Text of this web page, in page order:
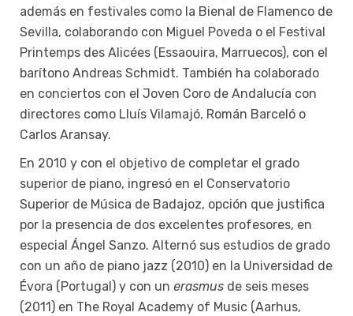
además en festivales como la Bienal de Flamenco de
Sevilla, colaborando con Miguel Poveda o el Festival
Printemps des Alicées (Essaouira, Marruecos), con el
barítono Andreas Schmidt. También ha colaborado
en conciertos con el Joven Coro de Andalucía con
directores como Lluís Vilamajó, Román Barceló o
Carlos Aransay.
En 2010 y con el objetivo de completar el grado
superior de piano, ingresó en el Conservatorio
Superior de Música de Badajoz, opción que justifica
por la presencia de dos excelentes profesores, en
especial Ángel Sanzo. Alternó sus estudios de grado
con un año de piano jazz (2010) en la Universidad de
Évora (Portugal) y con un erasmus de seis meses
(2011) en The Royal Academy of Music (Aarhus,